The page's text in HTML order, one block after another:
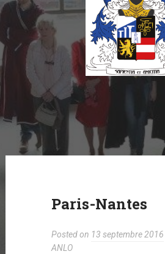
Paris-Nantes
Posted on 13 septembre 2016
ANLO